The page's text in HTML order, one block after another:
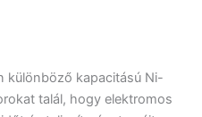
különböző kapacitású Ni-
talál, hogy elektromos